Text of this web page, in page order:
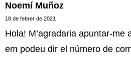
Noemí Muñoz
18 de febrer de 2021
Hola! M’agradaria apuntar-me
em podeu dir el número de